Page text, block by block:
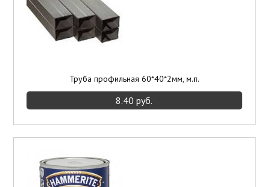
Труба профильная 60*40*2мм, м.п.
8.40 руб.